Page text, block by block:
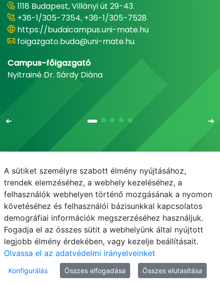
1118 Budapest, Villányi út 29-43.
+36-1/305-7354, +36-1/305-7528
https://budaicampus.uni-mate.hu
foigazgato.buda@uni-mate.hu
Campus-főigazgató
Nyitrainé Dr. Sárdy Diána
Email Telefonkönyv NEPTUN
E-learning
Médiaközpont
Informatikai Igazgatóság
Adatvédelem
© MATE 2021
A sütiket személyre szabott élmény nyújtásához,
trendek elemzéséhez, a webhely kezeléséhez, a
felhasználók webhelyen történő mozgásának a nyomon
követéséhez és felhasználói bázisunkkal kapcsolatos
demográfiai információk megszerzéséhez használjuk.
Fogadja el az összes sütit a webhelyünk által nyújtott
legjobb élmény érdekében, vagy kezelje beállításait.
Olvassa el az adatvédelmi irányelveinket
Konfigurálás Összes elfogadása Összes elutasítása